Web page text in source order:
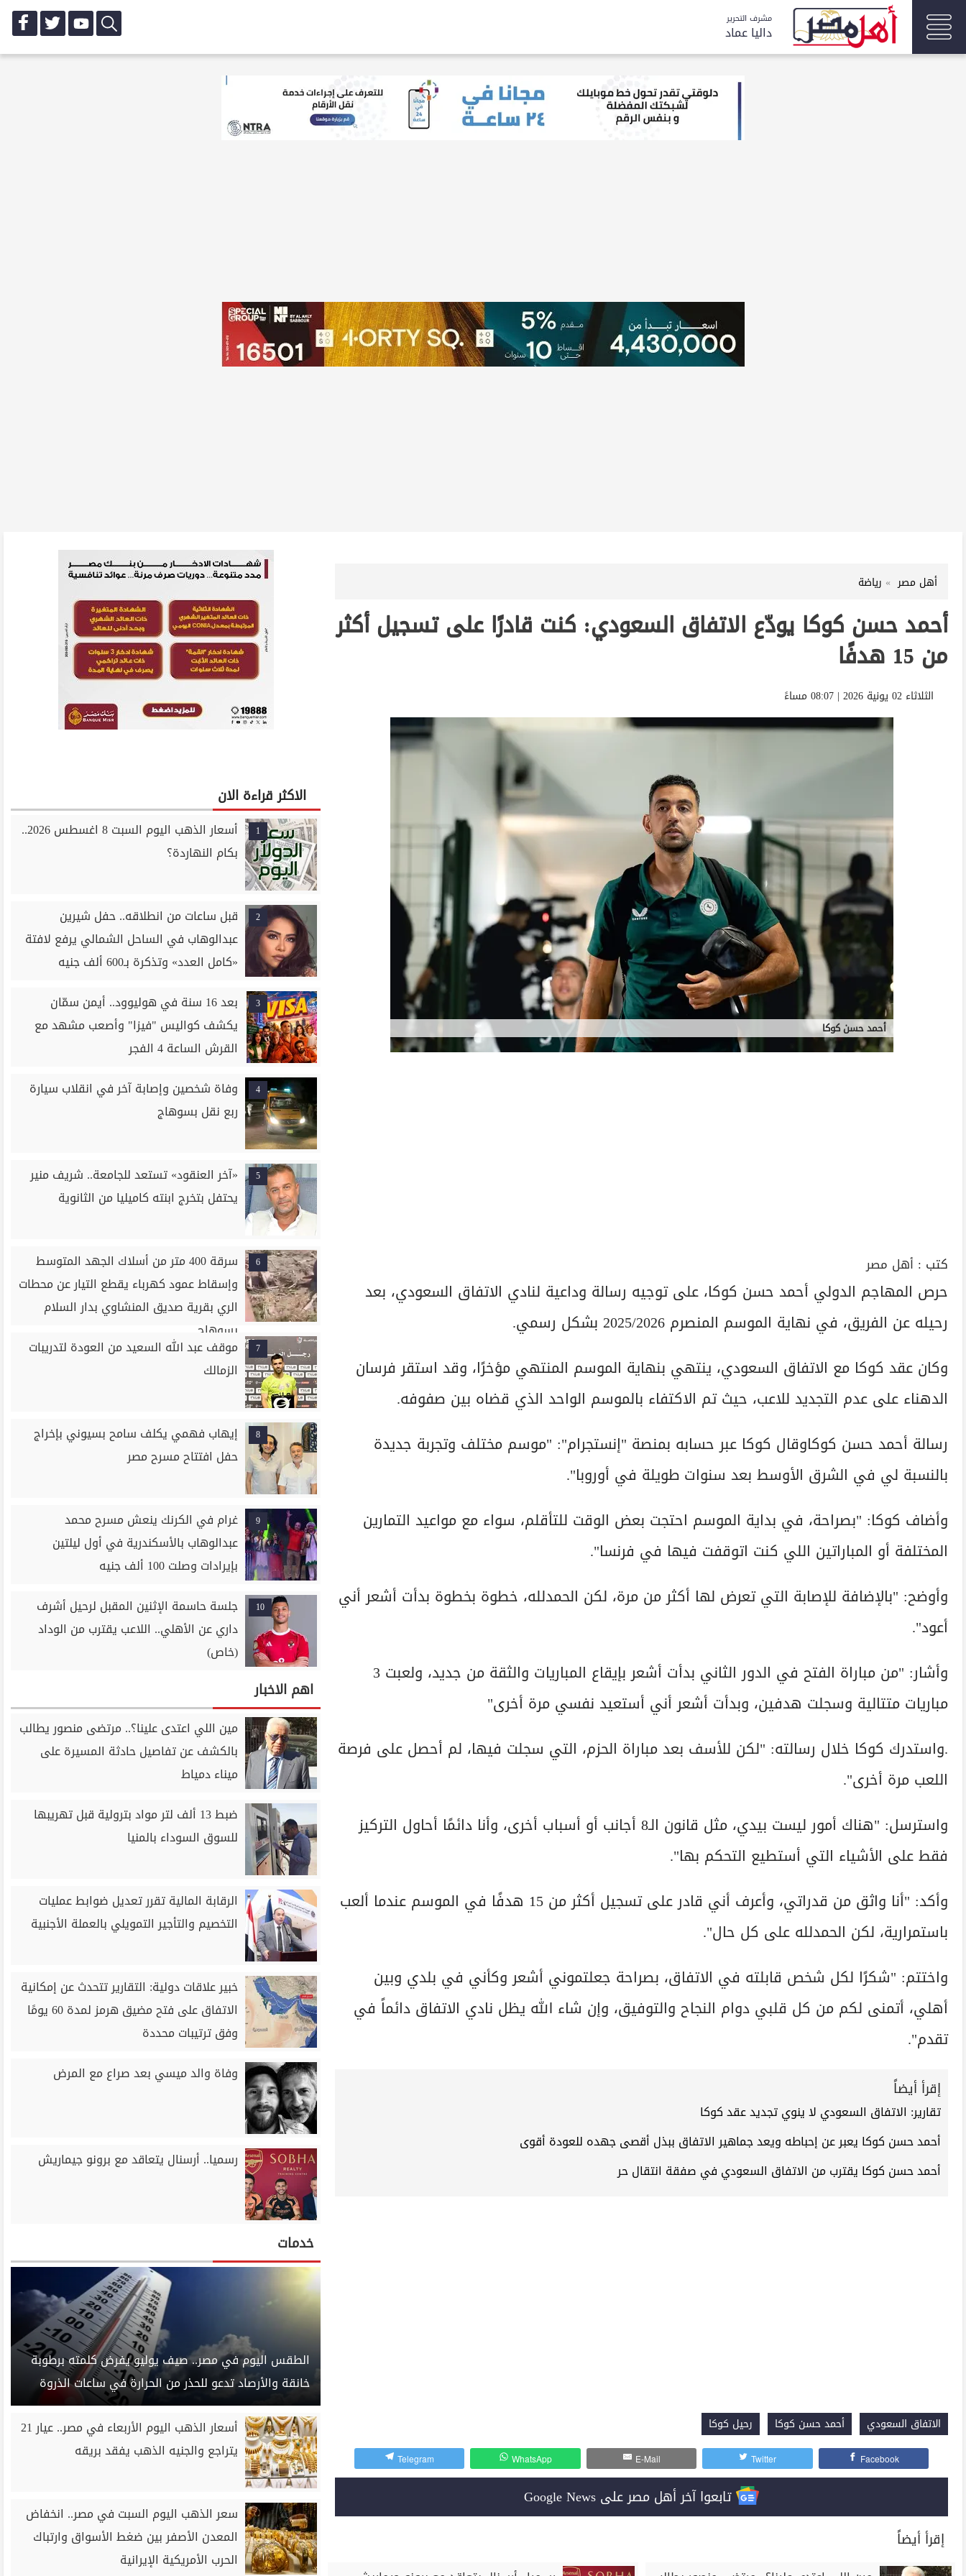
مشرف التحرير
داليا عماد
أهل مصر رياضة
أحمد حسن كوكا يودّع الاتفاق السعودي: كنت قادرًا على تسجيل أكثر
من 15 هدفًا
الثلاثاء 02 يونية 2026 | 08:07 مساءً
أحمد حسن كوكا
كتب : أهل مصر
حرص المهاجم الدولي أحمد حسن كوكا، على توجيه رسالة وداعية لنادي الاتفاق السعودي، بعد
رحيله عن الفريق، في نهاية الموسم المنصرم 2025/2026 بشكل رسمي.
وكان عقد كوكا مع الاتفاق السعودي، ينتهي بنهاية الموسم المنتهي مؤخرًا، وقد استقر فرسان
الدهناء على عدم التجديد للاعب، حيث تم الاكتفاء بالموسم الواحد الذي قضاه بين صفوفه.
رسالة أحمد حسن كوكاوقال كوكا عبر حسابه بمنصة "إنستجرام": "موسم مختلف وتجربة جديدة
بالنسبة لي في الشرق الأوسط بعد سنوات طويلة في أوروبا".
وأضاف كوكا: "بصراحة، في بداية الموسم احتجت بعض الوقت للتأقلم، سواء مع مواعيد التمارين
المختلفة أو المباراتين اللي كنت اتوقفت فيها في فرنسا".
وأوضح: "بالإضافة للإصابة التي تعرض لها أكثر من مرة، لكن الحمدلله، خطوة بخطوة بدأت أشعر أني
أعود".
وأشار: "من مباراة الفتح في الدور الثاني بدأت أشعر بإيقاع المباريات والثقة من جديد، ولعبت 3
مباريات متتالية وسجلت هدفين، وبدأت أشعر أني أستعيد نفسي مرة أخرى"
.واستدرك كوكا خلال رسالته: "لكن للأسف بعد مباراة الحزم، التي سجلت فيها، لم أحصل على فرصة
اللعب مرة أخرى".
واسترسل: "هناك أمور ليست بيدي، مثل قانون الـ8 أجانب أو أسباب أخرى، وأنا دائمًا أحاول التركيز
فقط على الأشياء التي أستطيع التحكم بها".
وأكد: "أنا واثق من قدراتي، وأعرف أني قادر على تسجيل أكثر من 15 هدفًا في الموسم عندما ألعب
باستمرارية، لكن الحمدلله على كل حال".
واختتم: "شكرًا لكل شخص قابلته في الاتفاق، بصراحة جعلتموني أشعر وكأني في بلدي وبين
أهلي، أتمنى لكم من كل قلبي دوام النجاح والتوفيق، وإن شاء الله يظل نادي الاتفاق دائماً في
تقدم".
إقرأ أيضاً
تقارير: الاتفاق السعودي لا ينوي تجديد عقد كوكا
أحمد حسن كوكا يعبر عن إحباطه ويعد جماهير الاتفاق ببذل أقصى جهده للعودة أقوى
أحمد حسن كوكا يقترب من الاتفاق السعودي في صفقة انتقال حر
الاتفاق السعودي أحمد حسن كوكا رحيل كوكا
Facebook
Twitter
E-Mail
WhatsApp
Telegram
تابعوا آخر أهل مصر على Google News
إقرأ أيضاً
الاكثر قراءة الان
1
أسعار الذهب اليوم السبت 8 اغسطس 2026..
بكام النهاردة؟
2
قبل ساعات من انطلاقه.. حفل شيرين
عبدالوهاب في الساحل الشمالي يرفع لافتة
«كامل العدد» وتذكرة بـ600 ألف جنيه
3
بعد 16 سنة في هوليوود.. أيمن سمّان
يكشف كواليس "فيزا" وأصعب مشهد مع
القرش الساعة 4 الفجر
4
وفاة شخصين وإصابة آخر في انقلاب سيارة
ربع نقل بسوهاج
5
«آخر العنقود» تستعد للجامعة.. شريف منير
يحتفل بتخرج ابنته كاميليا من الثانوية
6
سرقة 400 متر من أسلاك الجهد المتوسط
وإسقاط عمود كهرباء يقطع التيار عن محطات
الري بقرية صديق المنشاوي بدار السلام
بسوهاج
7
موقف عبد الله السعيد من العودة لتدريبات
الزمالك
8
إيهاب فهمي يكلف سامح بسيوني بإخراج
حفل افتتاح مسرح مصر
9
غرام في الكرنك ينعش مسرح محمد
عبدالوهاب بالأسكندرية في أول ليلتين
بإيرادات وصلت 100 ألف جنيه
10
جلسة حاسمة الإثنين المقبل لرحيل أشرف
داري عن الأهلي.. اللاعب يقترب من الوداد
(خاص)
اهم الاخبار
مين اللي اعتدى علينا؟.. مرتضى منصور يطالب
بالكشف عن تفاصيل حادثة المسيرة على
ميناء دمياط
ضبط 13 ألف لتر مواد بترولية قبل تهريبها
للسوق السوداء بالمنيا
الرقابة المالية تقرر تعديل ضوابط عمليات
التخصيم والتأجير التمويلي بالعملة الأجنبية
خبير علاقات دولية: التقارير تتحدث عن إمكانية
الاتفاق على فتح مضيق هرمز لمدة 60 يومًا
وفق ترتيبات محددة
وفاة والد ميسي بعد صراع مع المرض
رسميا.. أرسنال يتعاقد مع برونو جيماريش
خدمات
الطقس اليوم في مصر.. صيف يوليو يفرض كلمته برطوبة
خانقة والأرصاد تدعو للحذر من الحرارة في ساعات الذروة
أسعار الذهب اليوم الأربعاء في مصر.. عيار 21
يتراجع والجنيه الذهب يفقد بريقه
سعر الذهب اليوم السبت في مصر.. انخفاض
المعدن الأصفر بين ضغط الأسواق وارتباك
الحرب الأمريكية الإيرانية